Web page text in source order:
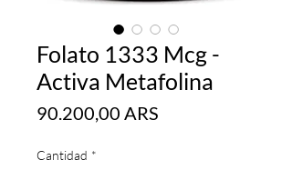
Folato 1333 Mcg -
Activa Metafolina
90.200,00 ARS
Cantidad *